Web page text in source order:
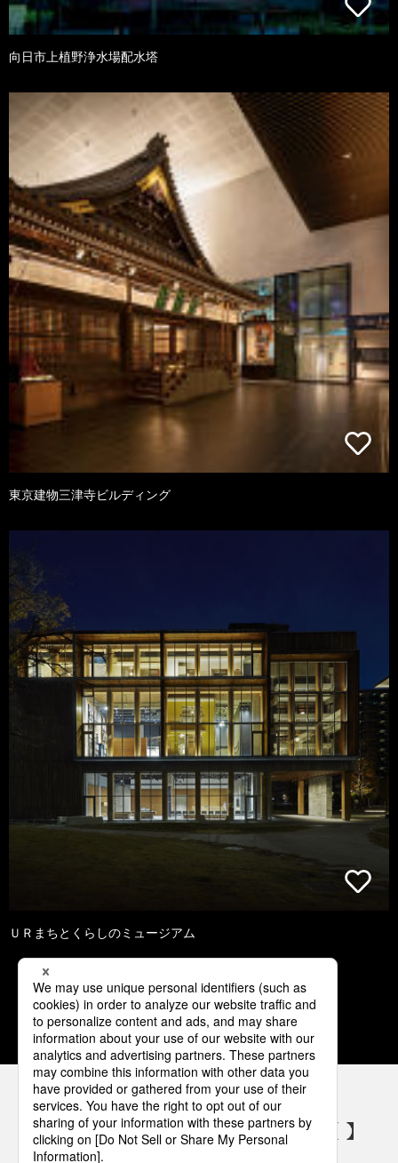
向日市上植野浄水場配水塔
東京建物三津寺ビルディング
ＵＲまちとくらしのミュージアム
1 2 3
パナソニックの電気設備 SNSアカウント